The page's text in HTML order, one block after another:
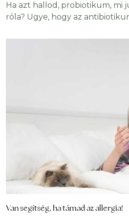
Ha azt hallod, probiotikum, mi
róla? Ugye, hogy az
segíthetnek, ha lebetegedtél
Van segítség, ha támad az allergia!